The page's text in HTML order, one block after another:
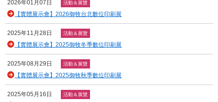
2026年01月07日 活動＆展覽
【實體展示會】2026御牧台北數位印刷展
2025年11月28日 活動＆展覽
【實體展示會】2025御牧冬季數位印刷展
2025年08月29日 活動＆展覽
【實體展示會】2025御牧秋季數位印刷展
2025年05月16日 活動＆展覽